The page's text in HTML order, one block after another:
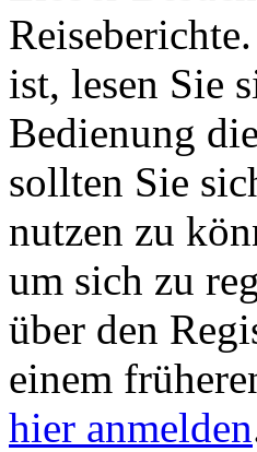
ist, lesen Sie
Bedienung
sollten Sie
nutzen zu
um sich zu
über den
einem
hier anmelden